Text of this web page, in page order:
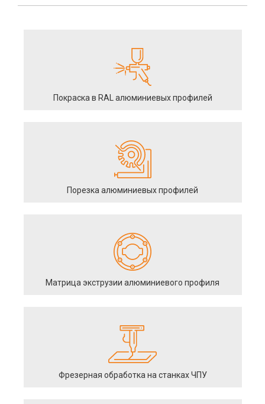
Покраска в RAL алюминиевых профилей
Порезка алюминиевых профилей
Матрица экструзии алюминиевого профиля
Фрезерная обработка на станках ЧПУ